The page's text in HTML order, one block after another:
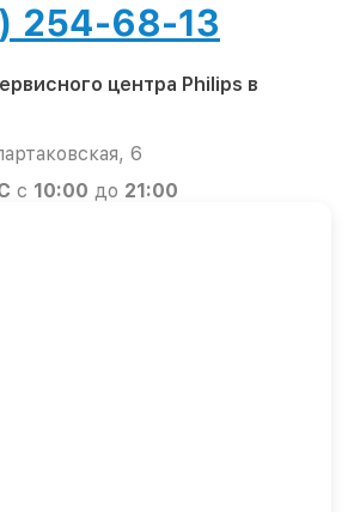
254-68-13
центра Philips в
6
с 10:00 до 21:00